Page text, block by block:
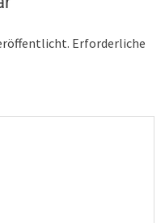
Erforderliche